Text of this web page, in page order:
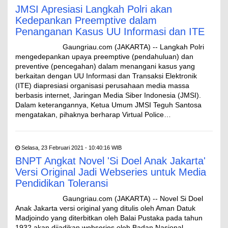
JMSI Apresiasi Langkah Polri akan
Kedepankan Preemptive dalam
Penanganan Kasus UU Informasi dan ITE
Gaungriau.com (JAKARTA) -- Langkah Polri
mengedepankan upaya preemptive (pendahuluan) dan
preventive (pencegahan) dalam menangani kasus yang
berkaitan dengan UU Informasi dan Transaksi Elektronik
(ITE) diapresiasi organisasi perusahaan media massa
berbasis internet, Jaringan Media Siber Indonesia (JMSI).
Dalam keterangannya, Ketua Umum JMSI Teguh Santosa
mengatakan, pihaknya berharap Virtual Police…
Selasa, 23 Februari 2021 - 10:40:16 WIB
BNPT Angkat Novel 'Si Doel Anak Jakarta'
Versi Original Jadi Webseries untuk Media
Pendidikan Toleransi
Gaungriau.com (JAKARTA) -- Novel Si Doel
Anak Jakarta versi original yang ditulis oleh Aman Datuk
Madjoindo yang diterbitkan oleh Balai Pustaka pada tahun